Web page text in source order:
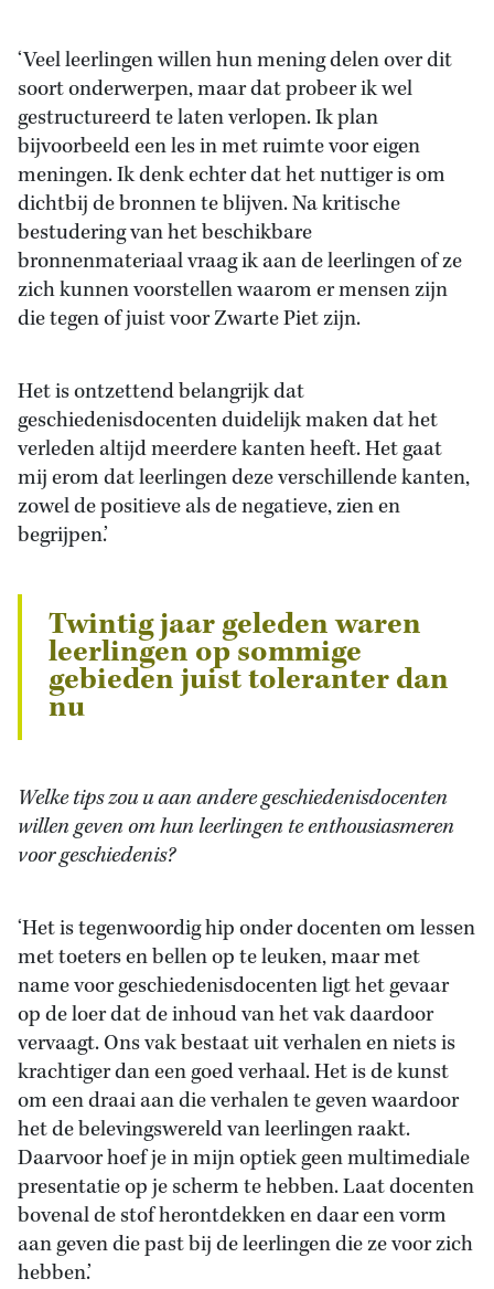
‘Veel leerlingen willen hun mening delen over dit
soort onderwerpen, maar dat probeer ik wel
gestructureerd te laten verlopen. Ik plan
bijvoorbeeld een les in met ruimte voor eigen
meningen. Ik denk echter dat het nuttiger is om
dichtbij de bronnen te blijven. Na kritische
bestudering van het beschikbare
bronnenmateriaal vraag ik aan de leerlingen of ze
zich kunnen voorstellen waarom er mensen zijn
die tegen of juist voor Zwarte Piet zijn.
Het is ontzettend belangrijk dat
geschiedenisdocenten duidelijk maken dat het
verleden altijd meerdere kanten heeft. Het gaat
mij erom dat leerlingen deze verschillende kanten,
zowel de positieve als de negatieve, zien en
begrijpen.’
Twintig jaar geleden waren
leerlingen op sommige
gebieden juist toleranter dan
nu
Welke tips zou u aan andere geschiedenisdocenten
willen geven om hun leerlingen te enthousiasmeren
voor geschiedenis?
‘Het is tegenwoordig hip onder docenten om lessen
met toeters en bellen op te leuken, maar met
name voor geschiedenisdocenten ligt het gevaar
op de loer dat de inhoud van het vak daardoor
vervaagt. Ons vak bestaat uit verhalen en niets is
krachtiger dan een goed verhaal. Het is de kunst
om een draai aan die verhalen te geven waardoor
het de belevingswereld van leerlingen raakt.
Daarvoor hoef je in mijn optiek geen multimediale
presentatie op je scherm te hebben. Laat docenten
bovenal de stof herontdekken en daar een vorm
aan geven die past bij de leerlingen die ze voor zich
hebben.’